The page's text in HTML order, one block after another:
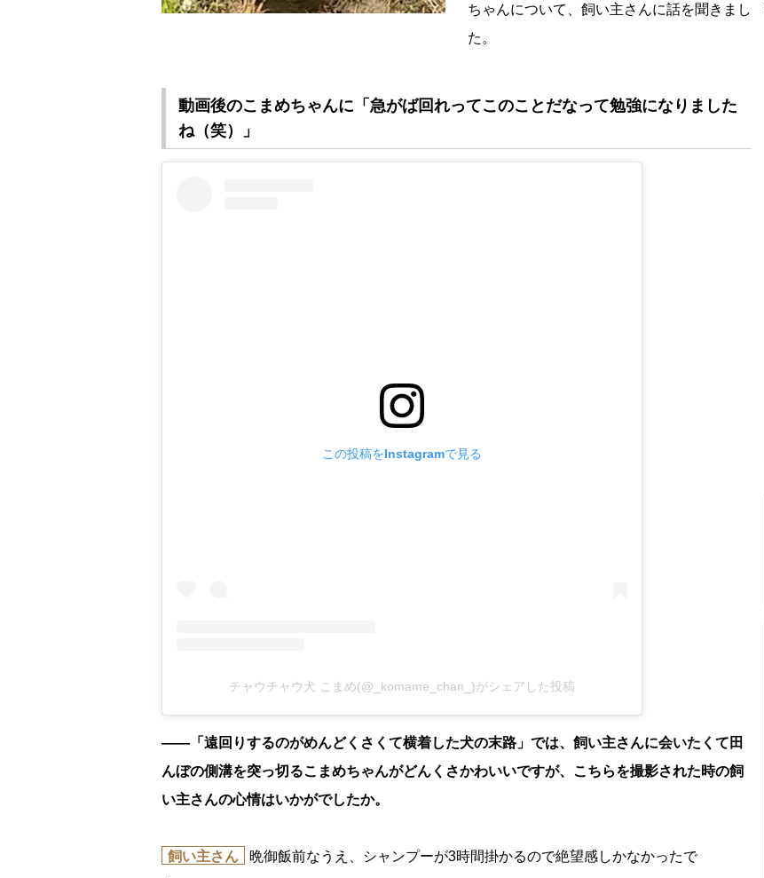
ちゃんについて、飼い主さんに話を聞きまし
た。
動画後のこまめちゃんに「急がば回れってこのことだなって勉強になりました
ね（笑）」
この投稿をInstagramで見る
チャウチャウ犬 こまめ(@_komame_chan_)がシェアした投稿
――「遠回りするのがめんどくさくて横着した犬の末路」では、飼い主さんに会いたくて田
んぼの側溝を突っ切るこまめちゃんがどんくさかわいいですが、こちらを撮影された時の飼
い主さんの心情はいかがでしたか。
飼い主さん
晩御飯前なうえ、シャンプーが3時間掛かるので絶望感しかなかったで